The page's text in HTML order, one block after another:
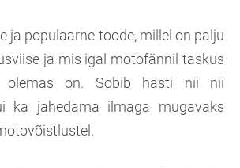
ja populaarne toode, millel on palju
ja mis igal motofännil taskus
olemas on. Sobib hästi nii nii
ka jahedama ilmaga mugavaks